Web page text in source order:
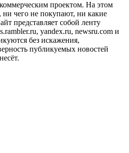
проектом. На этом
ни чего не покупают, ни какие
представляет собой ленту
yandex.ru, newsru.com и
без искажения,
публикуемых новостей